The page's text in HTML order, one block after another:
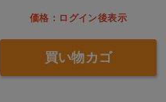
価格：ログイン後表示
買い物カゴ